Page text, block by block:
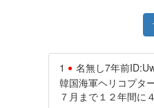
1 名無し7年前
韓国海軍ヘリコプタ
７月まで１２年間